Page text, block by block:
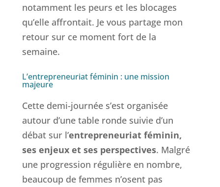
notamment les peurs et les blocages
qu’elle affrontait. Je vous partage mon
retour sur ce moment fort de la
semaine.
L’entrepreneuriat féminin : une mission
majeure
Cette demi-journée s’est organisée
autour d’une table ronde suivie d’un
débat sur l’entrepreneuriat féminin,
ses enjeux et ses perspectives. Malgré
une progression régulière en nombre,
beaucoup de femmes n’osent pas